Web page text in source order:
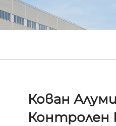
Кован
Контролен